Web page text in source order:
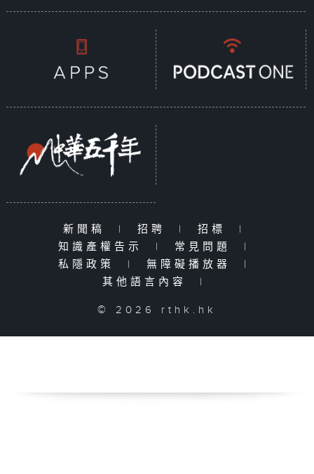
新聞稿 | 招聘 | 招標
|
知識產權告示
| 常見問題
|
私隱政策
| 無障礙播放器
|
其他語言內容
|
© 2026 rthk.hk